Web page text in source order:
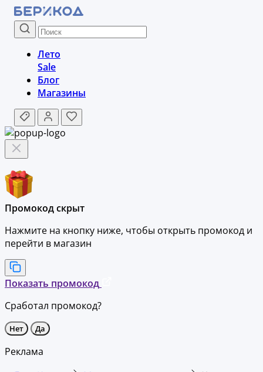
Лето
Sale
Блог
Магазины
Промокод скрыт
Нажмите на кнопку ниже, чтобы открыть промокод и
перейти в магазин
Показать промокод
Сработал промокод?
Нет Да
Реклама